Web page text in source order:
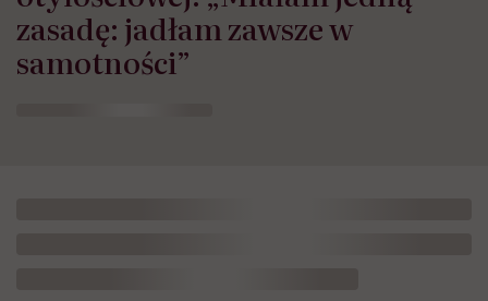
zasadę: jadłam zawsze w
samotności”